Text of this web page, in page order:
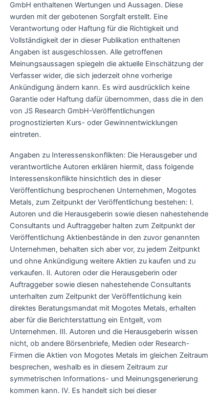
GmbH enthaltenen Wertungen und Aussagen. Diese
wurden mit der gebotenen Sorgfalt erstellt. Eine
Verantwortung oder Haftung für die Richtigkeit und
Vollständigkeit der in dieser Publikation enthaltenen
Angaben ist ausgeschlossen. Alle getroffenen
Meinungsaussagen spiegeln die aktuelle Einschätzung der
Verfasser wider, die sich jederzeit ohne vorherige
Ankündigung ändern kann. Es wird ausdrücklich keine
Garantie oder Haftung dafür übernommen, dass die in den
von JS Research GmbH-Veröffentlichungen
prognostizierten Kurs- oder Gewinnentwicklungen
eintreten.
Angaben zu Interessenskonflikten: Die Herausgeber und
verantwortliche Autoren erklären hiermit, dass folgende
Interessenskonflikte hinsichtlich des in dieser
Veröffentlichung besprochenen Unternehmen, Mogotes
Metals, zum Zeitpunkt der Veröffentlichung bestehen: I.
Autoren und die Herausgeberin sowie diesen nahestehende
Consultants und Auftraggeber halten zum Zeitpunkt der
Veröffentlichung Aktienbestände in den zuvor genannten
Unternehmen, behalten sich aber vor, zu jedem Zeitpunkt
und ohne Ankündigung weitere Aktien zu kaufen und zu
verkaufen. II. Autoren oder die Herausgeberin oder
Auftraggeber sowie diesen nahestehende Consultants
unterhalten zum Zeitpunkt der Veröffentlichung kein
direktes Beratungsmandat mit Mogotes Metals, erhalten
aber für die Berichterstattung ein Entgelt, vom
Unternehmen. III. Autoren und die Herausgeberin wissen
nicht, ob andere Börsenbriefe, Medien oder Research-
Firmen die Aktien von Mogotes Metals im gleichen Zeitraum
besprechen, weshalb es in diesem Zeitraum zur
symmetrischen Informations- und Meinungsgenerierung
kommen kann. IV. Es handelt sich bei dieser